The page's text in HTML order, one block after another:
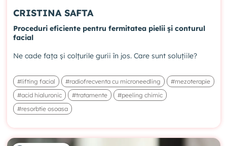
CRISTINA SAFTA
Proceduri eficiente pentru fermitatea pielii și conturul
facial
Ne cade fața și colțurile gurii în jos. Care sunt soluțiile?
#lifting facial #radiofrecventa cu microneedling
#mezoterapie
#acid hialuronic
#tratamente
#peeling chimic
#resorbtie osoasa